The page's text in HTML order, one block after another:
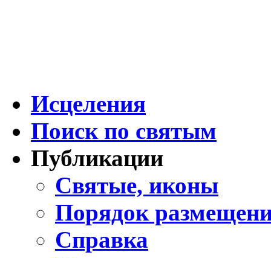
Исцеления
Поиск по святым
Публикации
Святые, иконы
Порядок
Справка